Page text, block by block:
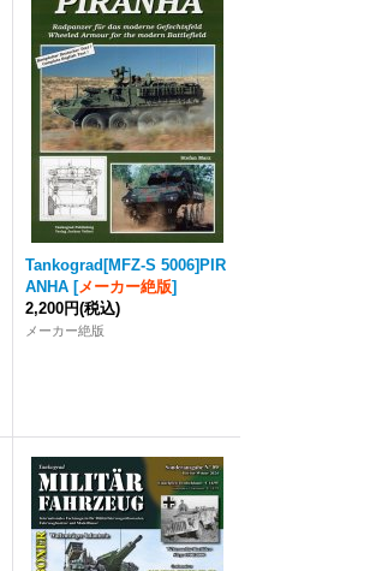
Tankograd [MFZ-S 5006]PIR
ANHA [メーカー絶版]
2,200円(税込)
メーカー絶版